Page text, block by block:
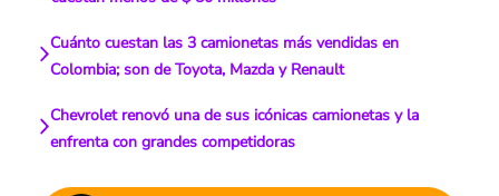
Cuánto cuestan las 3 camionetas más vendidas en
Colombia; son de Toyota, Mazda y Renault
Chevrolet renovó una de sus icónicas camionetas y la
enfrenta con grandes competidoras